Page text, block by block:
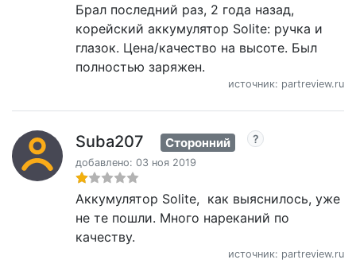
Брал последний раз, 2 года назад,
корейский аккумулятор Solite: ручка и
глазок. Цена/качество на высоте. Был
полностью заряжен.
источник: partreview.ru
Suba207 Сторонний
добавлено: 03 ноя 2019
Аккумулятор Solite, как выяснилось, уже
не те пошли. Много нареканий по
качеству.
источник: partreview.ru